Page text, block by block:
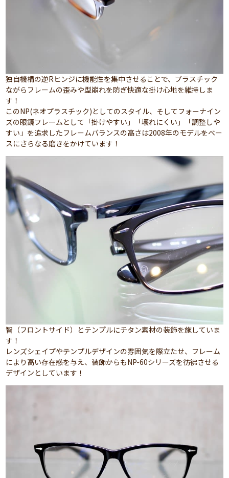
独自機構の逆Rヒンジに機能性を集中させることで、プラスチック
ながらフレームの歪みや型崩れを防ぎ快適な掛け心地を維持しま
す！
このNP(ネオプラスチック)としてのスタイル、そしてフォーナイン
ズの眼鏡フレームとして「掛けやすい」「壊れにくい」「調整しや
すい」を追求したフレームバランスの高さは2008年のモデルをベー
スにさらなる磨きをかけています！
智（フロントサイド）とテンプルにチタン素材の装飾を施していま
す！
レンズシェイプやテンプルデザインの雰囲気を際立たせ、フレーム
により高い存在感を与え、装飾からもNP-60シリーズを彷彿させる
デザインとしています！